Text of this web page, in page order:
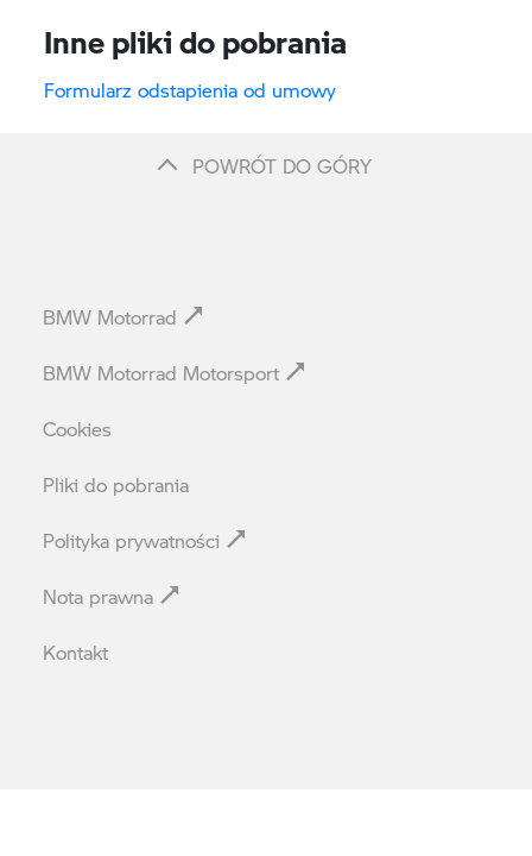
Inne pliki do pobrania
Formularz odstapienia od umowy
POWRÓT DO GÓRY
BMW Motorrad
BMW Motorrad Motorsport
Cookies
Pliki do pobrania
Polityka prywatności
Nota prawna
Kontakt